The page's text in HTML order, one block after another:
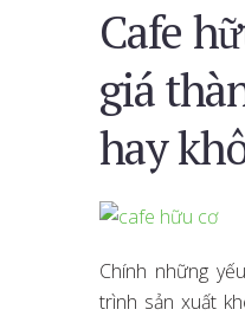
Cafe
giá
hay
Chính những
trình sản xuất